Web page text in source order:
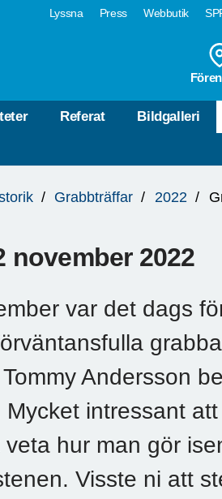
Lyssna Press Webbutik
Referat Bildgalleri
Grabbträffar 2022
november 2022
var det dags
Andersson
Mycket intressant
hur man gör
Visste ni att